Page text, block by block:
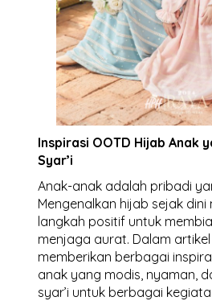
Inspirasi OOTD Hijab Anak
Syar’i
Anak-anak adalah pribadi
Mengenalkan hijab sejak dini
langkah positif untuk
menjaga aurat. Dalam artikel
memberikan berbagai
anak yang modis, nyaman,
syar’i untuk berbagai